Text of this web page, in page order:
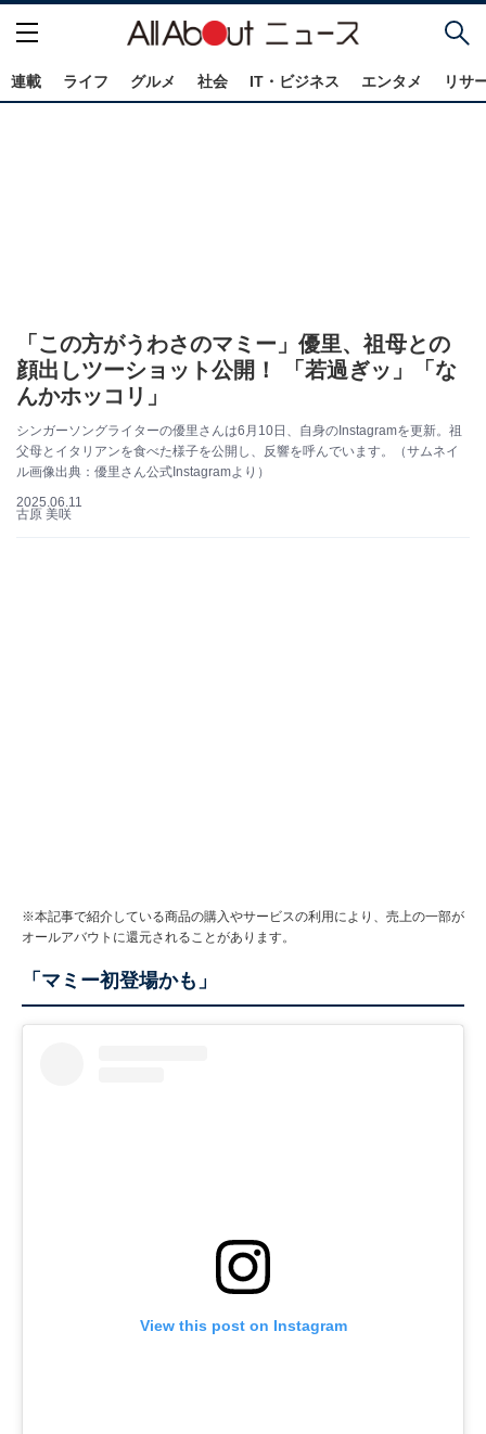
連載 ライフ グルメ 社会 IT・ビジネス エンタメ リサ
「この方がうわさのマミー」優里、祖母との
顔出しツーショット公開！ 「若過ぎッ」「な
んかホッコリ」
シンガーソングライターの優里さんは6月10日、自身のInstagramを更新。祖
父母とイタリアンを食べた様子を公開し、反響を呼んでいます。（サムネイ
ル画像出典：優里さん公式Instagramより）
2025.06.11
古原 美咲
※本記事で紹介している商品の購入やサービスの利用により、売上の一部が
オールアバウトに還元されることがあります。
「マミー初登場かも」
View this post on Instagram